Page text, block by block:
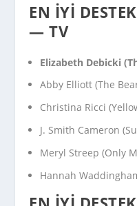
EN İYI
— TV
Elizabeth Debicki (
Abby Elliott (The
Christina Ricci (
J. Smith Cameron (
Meryl Streep (Only
Hannah